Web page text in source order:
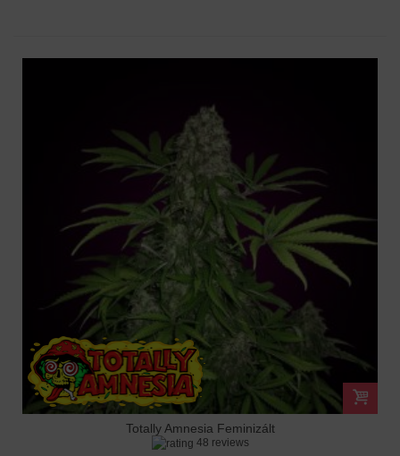
Totally Amnesia Feminizált
48 reviews